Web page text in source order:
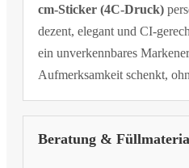
cm-Sticker (4C-Druck)
dezent, elegant und CI-
ein unverkennbares
Aufmerksamkeit schenkt,
Beratung &